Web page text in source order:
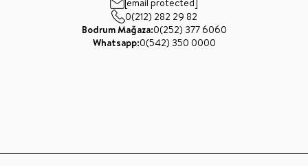
[email protected]
0(212) 282 29 82
Bodrum Mağaza:0(252) 377 6060
Whatsapp:0(542) 350 0000